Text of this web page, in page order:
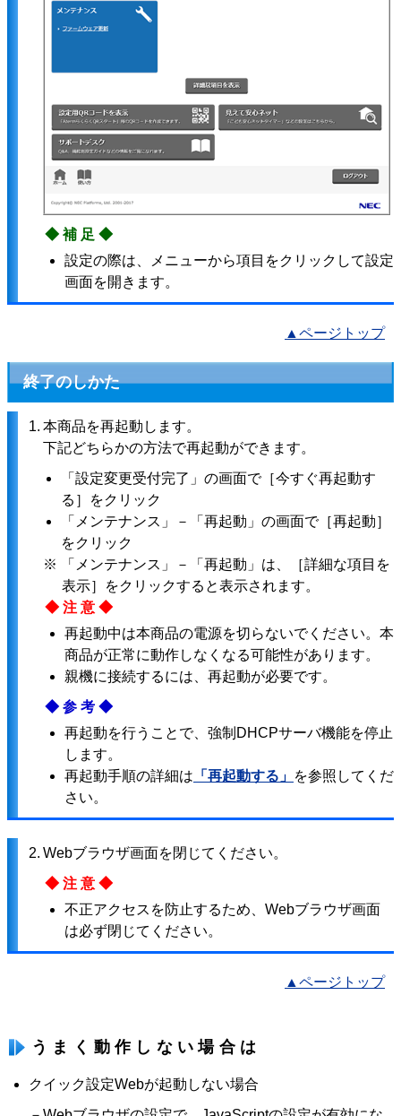
◆補足◆
設定の際は、メニューから項目をクリックして設定
画面を開きます。
▲ページトップ
終了のしかた
1. 本商品を再起動します。
下記どちらかの方法で再起動ができます。
「設定変更受付完了」の画面で［今すぐ再起動す
る］をクリック
「メンテナンス」－「再起動」の画面で［再起動］
をクリック
※ 「メンテナンス」－「再起動」は、［詳細な項目を
表示］をクリックすると表示されます。
◆注意◆
再起動中は本商品の電源を切らないでください。本
商品が正常に動作しなくなる可能性があります。
親機に接続するには、再起動が必要です。
◆参考◆
再起動を行うことで、強制DHCPサーバ機能を停止
します。
再起動手順の詳細は 「再起動する」 を参照してくだ
さい。
2. Webブラウザ画面を閉じてください。
◆注意◆
不正アクセスを防止するため、Webブラウザ画面
は必ず閉じてください。
▲ページトップ
うまく動作しない場合は
クイック設定Webが起動しない場合